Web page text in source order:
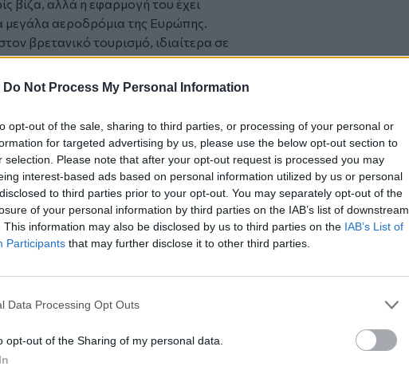
Do Not Process My Personal Information
opt-out of the sale, sharing to third parties, or processing of your personal or
for targeted advertising by us, please use the below opt-out section to
selection. Please note that after your opt-out request is processed you may
interest-based ads based on personal information utilized by us or personal
to third parties prior to your opt-out. You may separately opt-out of the
of your personal information by third parties on the IAB’s list of downstream
This information may also be disclosed by us to third parties on the IAB’s List of
Participants that may further disclose it to other third parties.
Data Processing Opt Outs
opt-out of the Sharing of my personal data.
βίζα, αλλά η εφαρμογή του έχει
μεγάλα αεροδρόμια της Ευρώπης.
βρετανικό τουρισμό, ιδιαίτερα σε
όπως η Κέρκυρα, η Κρήτη και η
περισσότερους από 2.000
αιχμής.
λήξης για την εξαίρεση από
Ευρώπη βλέπει μια μεγάλη αύξηση
φέτος» δήλωσε εκπρόσωπος του
με τις περισσότερες επισκέψεις
Ισπανία, τη Γαλλία, την Ιταλία και
πολύ νωρίς για να πούμε τι
αριθμό των ατόμων που
για το πού θα ταξιδέψουν βασίζονται
η αριστεία δεν είναι “πτυχία και